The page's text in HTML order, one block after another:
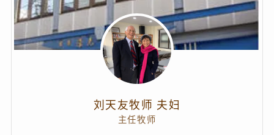
刘天友牧师 夫妇
主任牧师